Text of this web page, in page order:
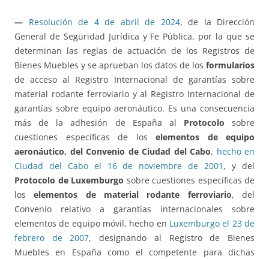
— Resolución de 4 de abril de 2024, de la Dirección
General de Seguridad Jurídica y Fe Pública, por la que se
determinan las reglas de actuación de los Registros de
Bienes Muebles y se aprueban los datos de los formularios
de acceso al Registro Internacional de garantías sobre
material rodante ferroviario y al Registro Internacional de
garantías sobre equipo aeronáutico. Es una consecuencia
más de la adhesión de España al Protocolo sobre
cuestiones específicas de los elementos de equipo
aeronáutico, del Convenio de Ciudad del Cabo, hecho en
Ciudad del Cabo el 16 de noviembre de 2001 , y del
Protocolo de Luxemburgo sobre cuestiones específicas de
loselementos de material rodante ferroviario, del
Convenio relativo a garantías internacionales sobre
elementos de equipo móvil, hecho en Luxemburgo el 23 de
febrero de 2007, designando al Registro de Bienes
Muebles en España como el competente para dichas